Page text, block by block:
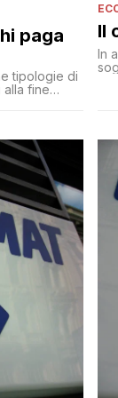
paga
tipologie di
fine
Il
In